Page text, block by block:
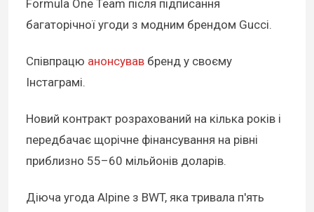
Formula One Team після підписання
багаторічної угоди з модним брендом Gucci.
Співпрацю анонсував бренд у своєму
Інстаграмі.
Новий контракт розрахований на кілька років і
передбачає щорічне фінансування на рівні
приблизно 55–60 мільйонів доларів.
Діюча угода Alpine з BWT, яка тривала п'ять